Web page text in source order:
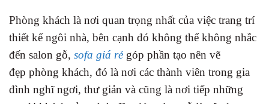
Phòng khách là nơi quan trọng nhất của việc trang trí
thiết kế ngôi nhà, bên cạnh đó không thể không nhắc
đến salon gỗ, sofa giá rẻ góp phần tạo nên vẽ
đẹp phòng khách, đó là nơi các thành viên trong gia
đình nghĩ ngơi, thư giản và cũng là nơi tiếp những